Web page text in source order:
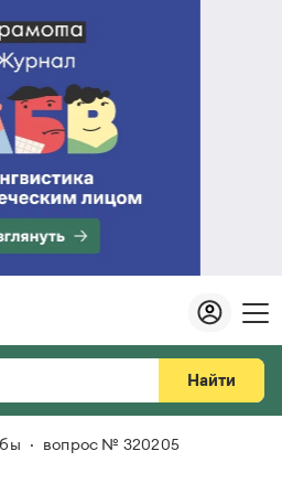
Найти
вопрос № 320205